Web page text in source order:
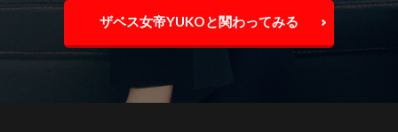
ザベス女帝YUKOと関わってみる